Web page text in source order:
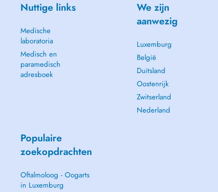
Nuttige links
Medische
laboratoria
Medisch en
paramedisch
adresboek
We zijn
aanwezig
Luxemburg
België
Duitsland
Oostenrijk
Zwitserland
Nederland
Populaire
zoekopdrachten
Oftalmoloog - Oogarts
in Luxemburg